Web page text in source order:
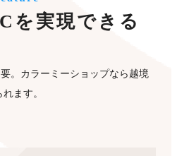
を実現できる
。カラーミーショップなら越境
ます。